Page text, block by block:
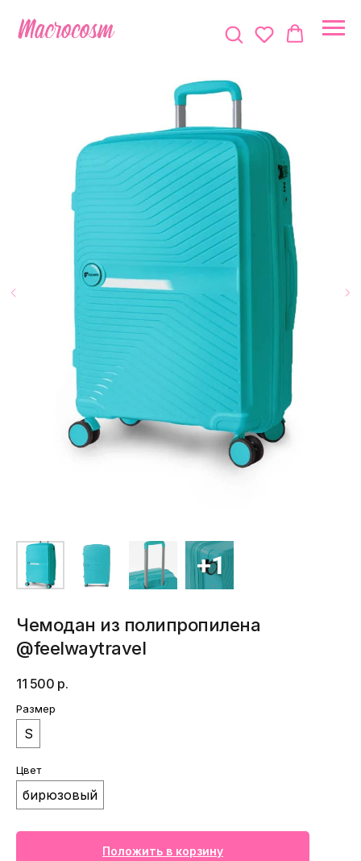
Чемодан из полипропилена
@feelwaytravel
11 500 р.
Размер
S
Цвет
бирюзовый
Положить в корзину